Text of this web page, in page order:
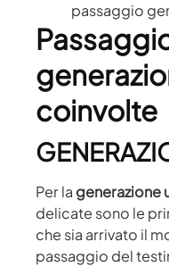
passaggio
coinvolte
Per la generazione
delicate sono le
che sia arrivato il
passaggio del